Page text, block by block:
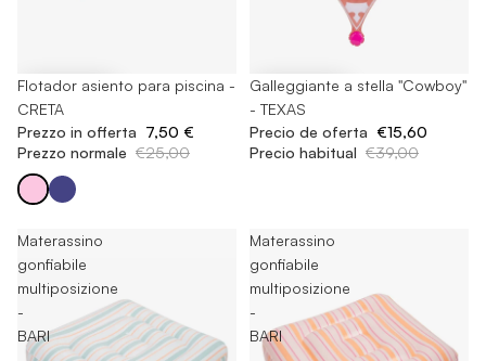
-70%
Flotador asiento para piscina -
CRETA
Prezzo in offerta 7,50 €
Prezzo normale €25,00
-60%
Galleggiante a stella "Cowboy"
- TEXAS
Precio de oferta €15,60
Precio habitual €39,00
Materassino
gonfiabile
multiposizione
-
BARI
Materassino
gonfiabile
multiposizione
-
BARI